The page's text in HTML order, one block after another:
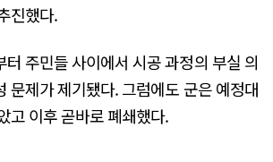
진했다.
터 주민들 사이에서 시공 과정의 부실 의
문제가 제기됐다. 그럼에도 군은 예정대
고 이후 곧바로 폐쇄했다.